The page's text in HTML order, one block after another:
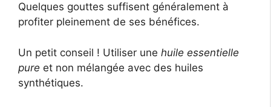
Quelques gouttes suffisent généralement à
profiter pleinement de ses bénéfices.
Un petit conseil ! Utiliser une huile essentielle
pure et non mélangée avec des huiles
synthétiques.